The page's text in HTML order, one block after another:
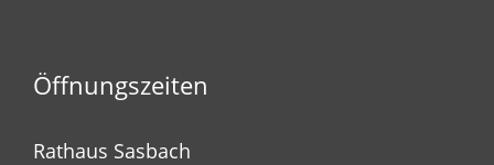
Öffnungszeiten
Rathaus Sasbach